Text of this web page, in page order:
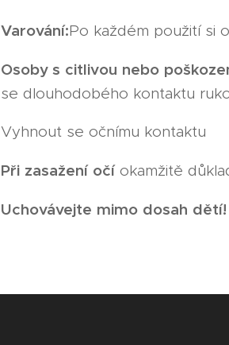
Varování:Po každém použití si
Osoby s citlivou nebo
se dlouhodobého kontaktu
Vyhnout se očnímu kontaktu
Při zasažení očíokamžitě
Uchovávejte mimo dosah dětí!